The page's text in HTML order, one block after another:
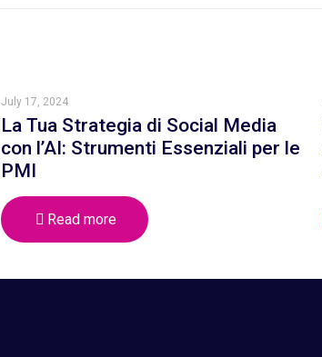
July 17, 2024
La Tua Strategia di Social Media
con l’AI: Strumenti Essenziali per le
PMI
Read more